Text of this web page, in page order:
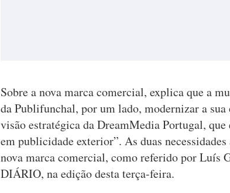
Sobre a nova marca comercial, explica que a
da Publifunchal, por um lado, modernizar a
visão estratégica da DreamMedia Portugal,
em publicidade exterior”. As duas
nova marca comercial, como referido por Luís
DIÁRIO, na edição desta terça-feira.